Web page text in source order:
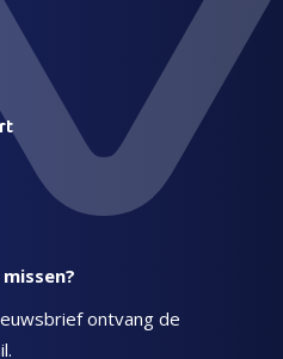
ontvang de